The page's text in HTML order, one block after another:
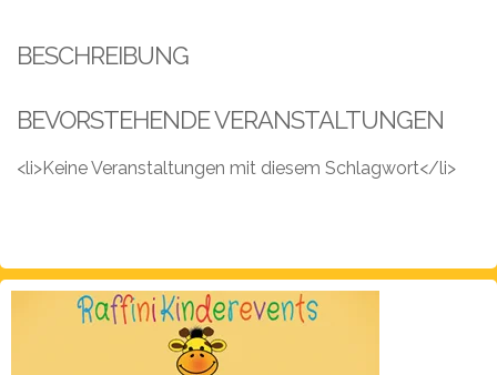
Über
Fotos,
Events
Referenzen
BESCHREIBUNG
BEVORSTEHENDE VERANSTALTUNGEN
<li>Keine Veranstaltungen mit diesem Schlagwort</li>